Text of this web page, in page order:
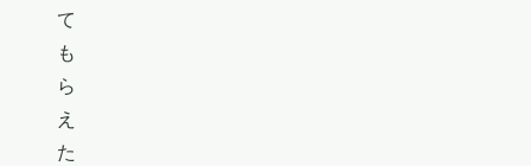
て
も
ら
え
た